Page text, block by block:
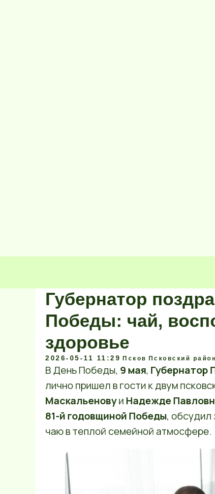
Губернатор
Победы: чай,
здоровье
2026-05-11 11:29 Псков Псковский район
В День Победы, 9 мая, Губернатор
лично пришел в гости к двум
Маскальеновуи Надежде
81-й годовщиной Победы, обсудил
чаю в теплой семейной атмосфере.